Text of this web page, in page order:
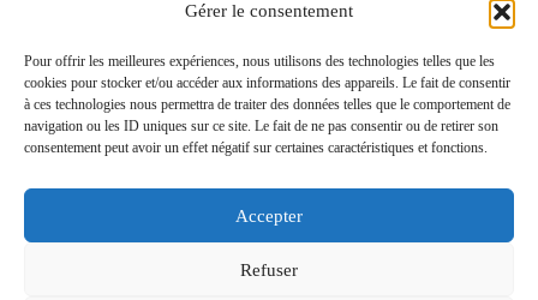
Gérer le consentement
Pour offrir les meilleures expériences, nous utilisons des technologies telles que les
cookies pour stocker et/ou accéder aux informations des appareils. Le fait de consentir
à ces technologies nous permettra de traiter des données telles que le comportement de
navigation ou les ID uniques sur ce site. Le fait de ne pas consentir ou de retirer son
consentement peut avoir un effet négatif sur certaines caractéristiques et fonctions.
Accepter
Refuser
»
Politique de confidentialité
www.monvoisin.xyz © 2026. Tous droits réservés.